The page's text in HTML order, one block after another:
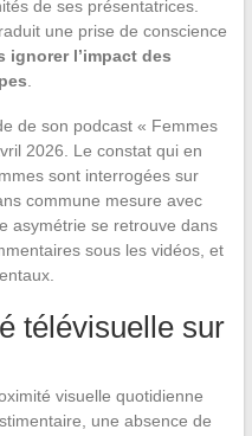
de ses présentatrices.
une prise de conscience
ignorer l’impact des
de son podcast « Femmes
2026. Le constat qui en
sont interrogées sur
commune mesure avec
asymétrie se retrouve dans
sous les vidéos, et
télévisuelle sur
visuelle quotidienne
une absence de